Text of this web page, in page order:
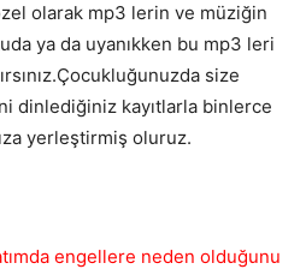
olarak mp3 lerin ve müziğin
ya da uyanıkken bu mp3 leri
size
dinlediğiniz kayıtlarla binlerce
yerleştirmiş oluruz.
engellere neden olduğunu